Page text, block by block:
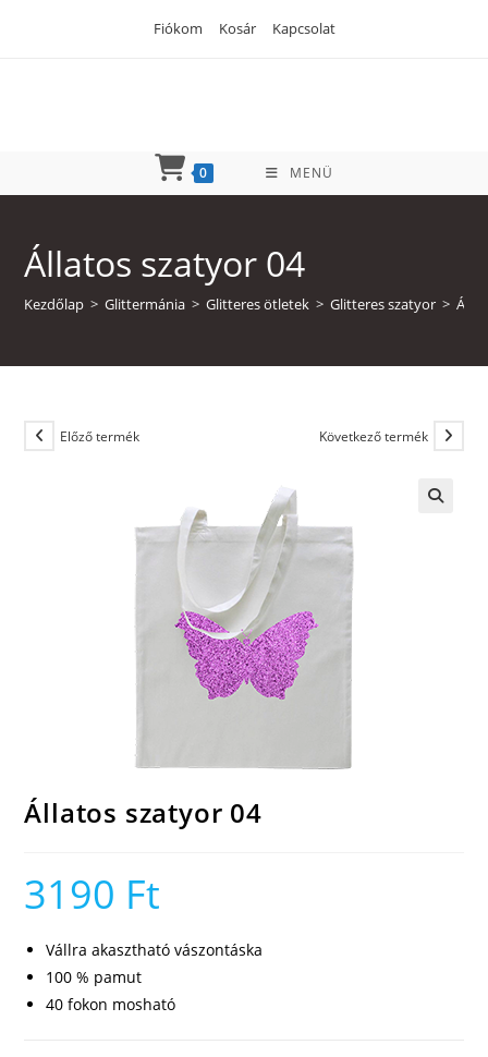
Fiókom Kosár Kapcsolat
0 MENÜ
Állatos szatyor 04
Kezdőlap > Glittermánia > Glitteres ötletek > Glitteres szatyor >
Előző termék Következő termék
Állatos szatyor 04
3190 Ft
Vállra akasztható vászontáska
100 % pamut
40 fokon mosható